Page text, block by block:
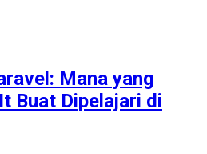
Mana yang
Buat Dipelajari di